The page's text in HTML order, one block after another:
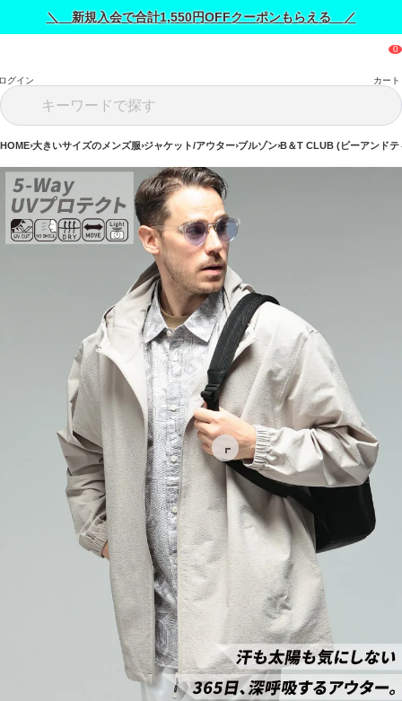
＼ 新規入会で合計1,550円OFFクーポンもらえる ／
グイン カート
HOME 大きいサイズのメンズ服 ジャケット/アウター ブルゾン B＆T CLUB (ビーアンドテ